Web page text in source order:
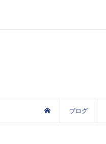
ブログ